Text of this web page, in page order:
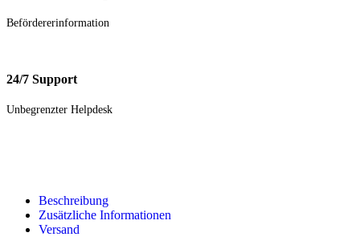
Befördererinformation
24/7 Support
Unbegrenzter Helpdesk
Beschreibung
Zusätzliche Informationen
Versand